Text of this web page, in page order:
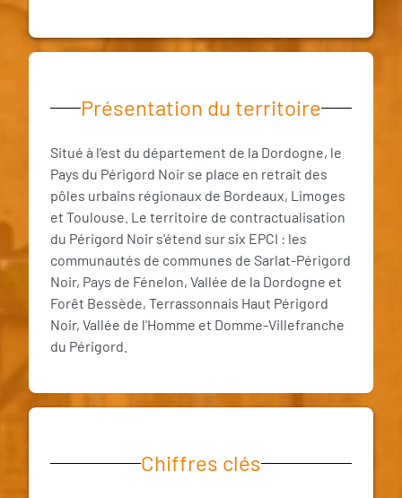
Présentation du territoire
Situé à l’est du département de la Dordogne, le
Pays du Périgord Noir se place en retrait des
pôles urbains régionaux de Bordeaux, Limoges
et Toulouse. Le territoire de contractualisation
du Périgord Noir s'étend sur six EPCI : les
communautés de communes de Sarlat-Périgord
Noir, Pays de Fénelon, Vallée de la Dordogne et
Forêt Bessède, Terrassonnais Haut Périgord
Noir, Vallée de l'Homme et Domme-Villefranche
du Périgord.
Chiffres clés